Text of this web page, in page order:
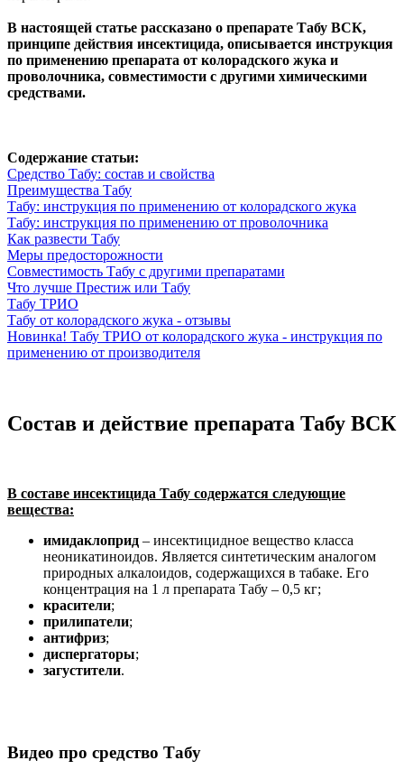
В настоящей статье рассказано о препарате Табу ВСК,
принципе действия инсектицида, описывается инструкция
по применению препарата от колорадского жука и
проволочника, совместимости с другими химическими
средствами.
Содержание статьи:
Средство Табу: состав и свойства
Преимущества Табу
Табу: инструкция по применению от колорадского жука
Табу: инструкция по применению от проволочника
Как развести Табу
Меры предосторожности
Совместимость Табу с другими препаратами
Что лучше Престиж или Табу
Табу ТРИО
Табу от колорадского жука - отзывы
Новинка! Табу ТРИО от колорадского жука - инструкция по
применению от производителя
Состав и действие препарата Табу ВСК
В составе инсектицида Табу содержатся следующие
вещества:
имидаклоприд – инсектицидное вещество класса
неоникатиноидов. Является синтетическим аналогом
природных алкалоидов, содержащихся в табаке. Его
концентрация на 1 л препарата Табу – 0,5 кг;
красители;
прилипатели;
антифриз;
диспергаторы;
загустители.
Видео про средство Табу